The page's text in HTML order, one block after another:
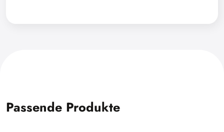
Passende Produkte